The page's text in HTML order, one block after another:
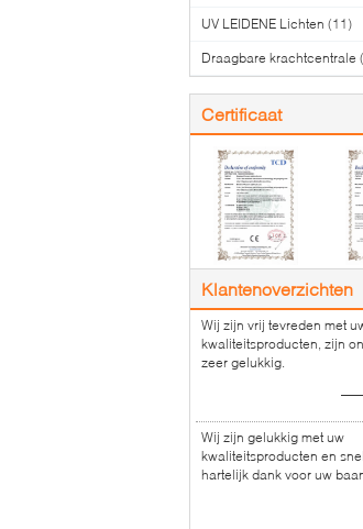
UV LEIDENE Lichten (11)
Draagbare krachtcentrale
Certificaat
Klantenoverzichten
Wij zijn vrij tevreden met
kwaliteitsproducten, zijn
zeer gelukkig.
——
Wij zijn gelukkig met uw
kwaliteitsproducten en
hartelijk dank voor uw